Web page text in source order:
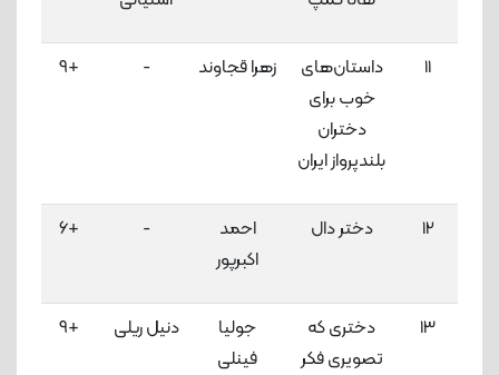
11
داستان‌های
خوب برای
دختران
بلندپرواز ایران
زهرا قجاوند -
+9
12 دختر دال
احمد
اکبرپور
-
+6
13
دختری که
تصویری فکر
جولیا
فینلی
دنیل ریلی
+9